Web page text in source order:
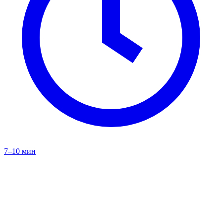
7–10 мин